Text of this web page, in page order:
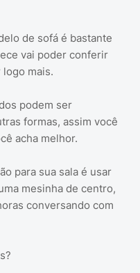
de sofá é bastante
vai poder conferir
mais.
podem ser
formas, assim você
acha melhor.
para sua sala é usar
mesinha de centro,
conversando com